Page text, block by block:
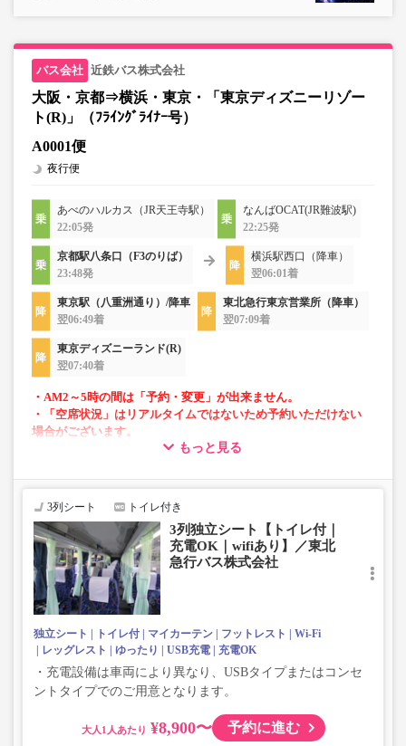
近鉄バス株式会社
大阪・京都⇒横浜・東京・「東京ディズニーリゾー
ト(R)」（ﾌﾗｲﾝｸﾞﾗｲﾅｰ号）
A0001便
夜行便
あべのハルカス（JR天王寺駅）
22:05発
なんばOCAT(JR難波駅)
22:25発
京都駅八条口（F3のりば）
23:48発
横浜駅西口（降車）
翌06:01着
東京駅（八重洲通り）/降車
翌06:49着
東北急行東京営業所（降車）
翌07:09着
東京ディズニーランド(R)
翌07:40着
・AM2～5時の間は「予約・変更」が出来ません。
・「空席状況」はリアルタイムではないため予約いただけない
場合がございます。
・車両は予告なく変更となる場合がございます。これに伴い、
じめご了承ください。
す。
・ご予約の出発日・便の運行会社につきましては出発日間
際で決定しますので、カスタマーセンターまでお問い合わ
せをお願いいたします。
もっと見る
3列シート トイレ付き
3列独立シート【トイレ付｜
充電OK｜wifiあり】／東北
急行バス株式会社
独立シート トイレ付 マイカーテン フットレスト
Wi-Fi
レッグレスト
ゆったり USB充電 充電OK
・充電設備は車両により異なり、USBタイプまたはコンセ
ントタイプでのご用意となります。
大人 ¥8,900〜 予約に進む